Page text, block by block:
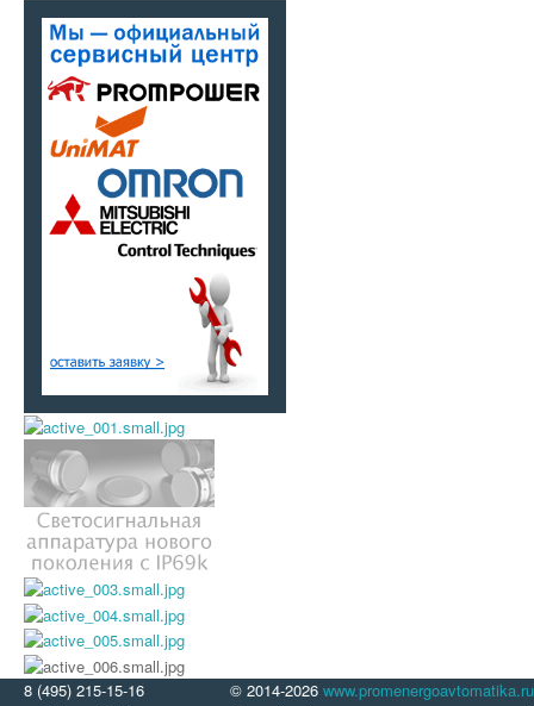
8 (495) 215-15-16
© 2014-2026 www.promenergoavtomatika.ru